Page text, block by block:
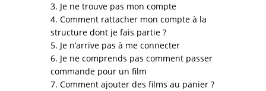
3. Je ne trouve pas mon compte
4. Comment rattacher mon compte à la
structure dont je fais partie ?
5. Je n’arrive pas à me connecter
6. Je ne comprends pas comment passer
commande pour un film
7. Comment ajouter des films au panier ?